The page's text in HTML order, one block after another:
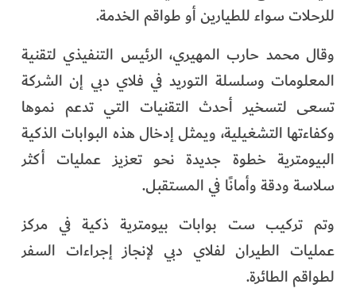
للرحلات سواء للطيارين أو طواقم الخدمة.
وقال محمد حارب المهيري، الرئيس التنفيذي لتقنية
المعلومات وسلسلة التوريد في فلاي دبي إن الشركة
تسعى لتسخير أحدث التقنيات التي تدعم نموها
وكفاءتها التشغيلية، ويمثل إدخال هذه البوابات الذكية
البيومترية خطوة جديدة نحو تعزيز عمليات أكثر
سلاسة ودقة وأمانًا في المستقبل.
وتم تركيب ست بوابات بيومترية ذكية في مركز
عمليات الطيران لفلاي دبي لإنجاز إجراءات السفر
لطواقم الطائرة.